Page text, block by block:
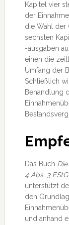
Kapitel vier
der
die Wahl der
sechsten
-ausgaben
einen die
Umfang der
Schließlich
Behandlung
Das Buch
4 Abs. 3 EStG
unterstützt
den
und anhand